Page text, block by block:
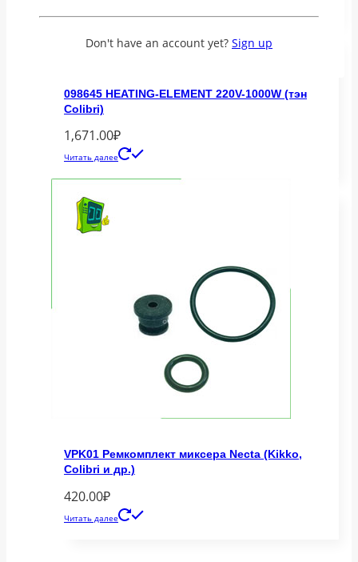
098645 HEATING-ELEMENT 220V-1000W (тэн
Colibri)
1,671.00₽
Читать далее
VPK01 Ремкомплект миксера Necta (Kikko,
Colibri и др.)
420.00₽
Читать далее
Don't have an account yet? Sign up